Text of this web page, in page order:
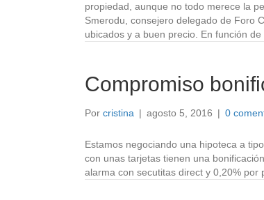
propiedad, aunque no todo merece la
Smerodu, consejero delegado de Foro
ubicados y a buen precio. En función de
Compromiso
Por cristina | agosto 5, 2016 | 0
Estamos negociando una hipoteca a
con unas tarjetas tienen una
alarma con secutitas direct y 0,20%